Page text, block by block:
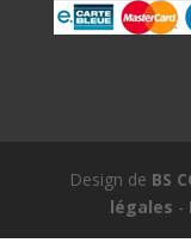
Design de BS
légales -